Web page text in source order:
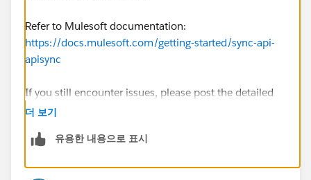
Refer to Mulesoft documentation:
https://docs.mulesoft.com/getting-started/sync-api-
apisync
If you still encounter issues, please post the detailed
error message.
더 보기
유용한 내용으로 표시